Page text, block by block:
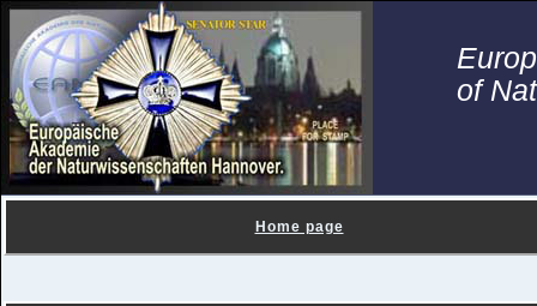
of
Home page